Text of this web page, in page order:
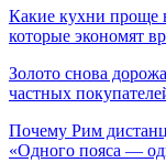
Какие кухни проще
которые экономят
Золото снова
частных
Почему Рим
«Одного пояса —